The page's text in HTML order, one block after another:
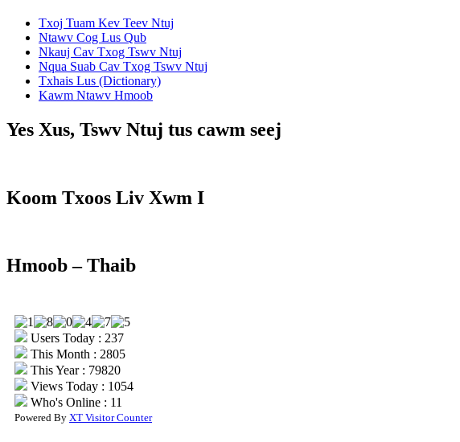
Txoj Tuam Kev Teev Ntuj
Ntawv Cog Lus Qub
Nkauj Cav Txog Tswv Ntuj
Nqua Suab Cav Txog Tswv Ntuj
Txhais Lus (Dictionary)
Kawm Ntawv Hmoob
Yes Xus, Tswv Ntuj tus cawm seej
Koom Txoos Liv Xwm I
Hmoob – Thaib
Users Today : 237
This Month : 2805
This Year : 79820
Views Today : 1054
Who's Online : 11
Powered By XT Visitor Counter